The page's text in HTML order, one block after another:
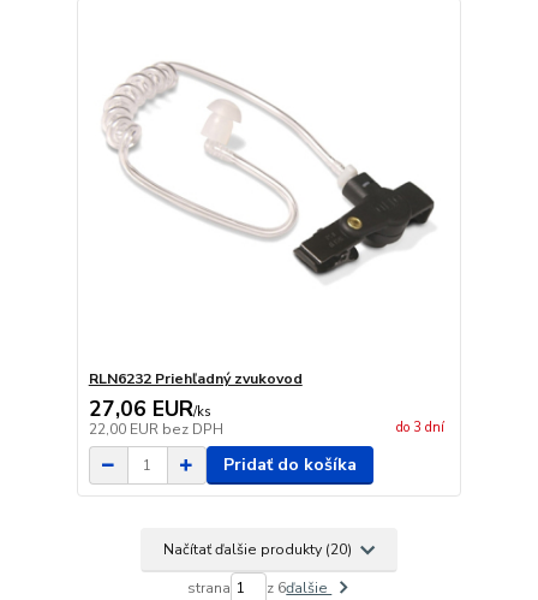
RLN6232 Priehľadný zvukovod
27,06 EUR/ks
22,00 EUR bez DPH do 3 dní
Pridať do košíka
Načítať ďalšie produkty (20)
strana z 6ďalšie